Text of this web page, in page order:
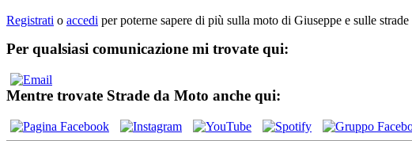
Registrati o accedi per poterne sapere di più sulla moto di Giuseppe e sulle strade
Per qualsiasi comunicazione mi trovate qui:
Mentre trovate Strade da Moto anche qui: